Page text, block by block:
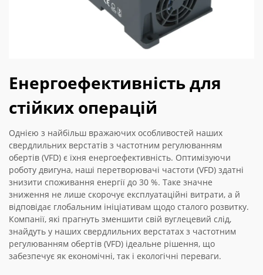
Енергоефективність для
стійких операцій
Однією з найбільш вражаючих особливостей наших
свердлильних верстатів з частотним регулюванням
обертів (VFD) є їхня енергоефективність. Оптимізуючи
роботу двигуна, наші перетворювачі частоти (VFD) здатні
знизити споживання енергії до 30 %. Таке значне
зниження не лише скорочує експлуатаційні витрати, а й
відповідає глобальним ініціативам щодо сталого розвитку.
Компанії, які прагнуть зменшити свій вуглецевий слід,
знайдуть у наших свердлильних верстатах з частотним
регулюванням обертів (VFD) ідеальне рішення, що
забезпечує як економічні, так і екологічні переваги.